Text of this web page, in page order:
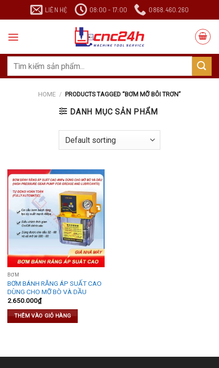
đến
dung
LIÊN HỆ 08:00 - 17:00 0868.460.260
Search
HOME / PRODUCTS TAGGED “BƠM MỠ BÔI TRƠN”
DANH MỤC SẢN PHẨM
BƠM
BƠM BÁNH RĂNG ÁP SUẤT CAO
DÙNG CHO MỠ BÒ VÀ DẦU
2.650.000₫
THÊM VÀO GIỎ HÀNG